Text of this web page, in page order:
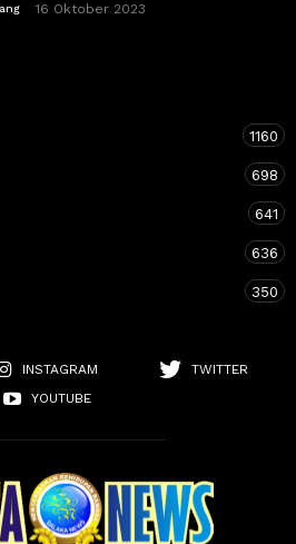
16 Oktober 2023
1160
698
641
636
350
INSTAGRAM
TWITTER
YOUTUBE